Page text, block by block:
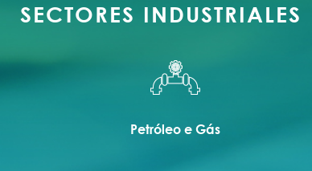
SECTORES INDUSTRIALES
Petróleo e Gás